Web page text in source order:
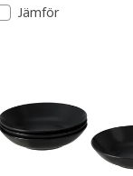
Jämför